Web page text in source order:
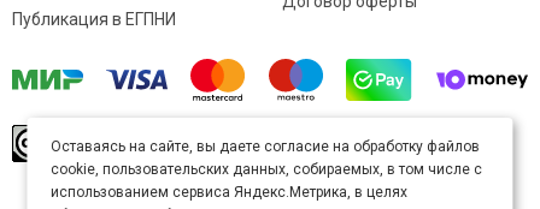
Публикация в ЕГПНИ
произведение доступно полицензии Creative
Commons «Attribution» («Атрибуция») 4.0
Непортированная.
Оставаясь на сайте, вы даете согласие на обработку файлов
cookie, пользовательских данных, собираемых, в том числе с
использованием сервиса Яндекс.Метрика, в целях